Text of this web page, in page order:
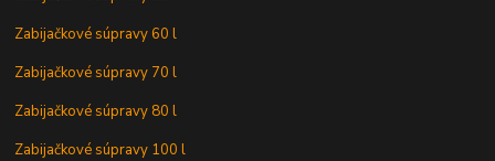
Zabijačkové súpravy 60 l
Zabijačkové súpravy 70 l
Zabijačkové súpravy 80 l
Zabijačkové súpravy 100 l